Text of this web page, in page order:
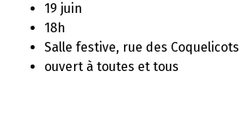
19 juin
18h
Salle festive, rue des Coquelicots
ouvert à toutes et tous